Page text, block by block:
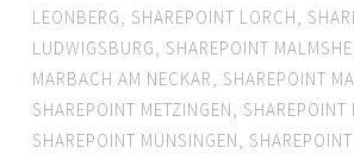
LEONBERG, SHAREPOINT LORCH,
LUDWIGSBURG, SHAREPOINT
MARBACH AM NECKAR, SHAREPOINT
SHAREPOINT METZINGEN, SHAREPOINT
SHAREPOINT MÜNSINGEN,